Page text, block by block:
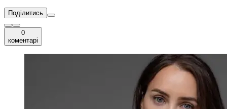
Поділитись
0
коментарі